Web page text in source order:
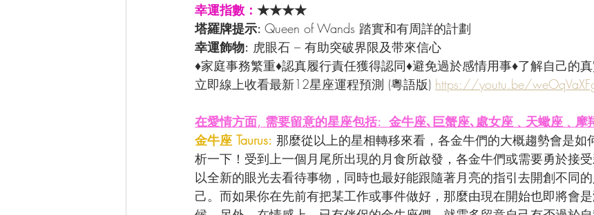
幸運指數： ★★★★
塔羅牌提示: Queen of Wands 踏實和有周詳的計劃
幸運飾物: 虎眼石 – 有助突破界限及带來信心
♦家庭事務繁重♦認真履行責任獲得認同♦避免過於感情用事♦了解自己的
立即線上收看最新12星座運程預測 (粵語版) https://youtu.be/
在愛情方面, 需要留意的星座包括:  金牛座､巨蟹座､處女座﹑天蠍座﹑摩
金牛座 Taurus: 那麼從以上的星相轉移來看，各金牛們的大概趨勢會是如
析一下！受到上一個月尾所出現的月食所啟發，各金牛們或需要勇於接
以全新的眼光去看待事物，同時也最好能跟隨著月亮的指引去開創不同
己。而如果你在先前有把某工作或事件做好，那麼由現在開始也即將會